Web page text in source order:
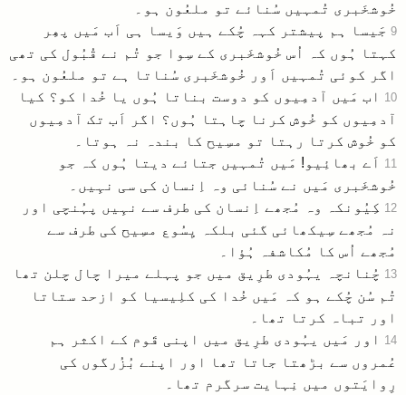
خُوشخَبری تُمہیں سُنائے تو ملعُون ہو۔
9 جَیسا ہم پیشتر کہہ چُکے ہیں وَیسا ہی اَب مَیں پھِر
کہتا ہُوں کہ اُس خُوشخَبری کے سِوا جو تُم نے قُبُول کی تھی
اگر کوئی تُمہیں اَور خُوشخَبری سُناتا ہے تو ملعُون ہو۔
10 اب مَیں آدمِیوں کو دوست بناتا ہُوں یا خُدا کو؟ کیا
آدمِیوں کو خُوش کرنا چاہتا ہُوں؟ اگر اَب تک آدمِیوں
کو خُوش کرتا رہتا تو مسِیح کا بندہ نہ ہوتا۔
11 اَے بھائِیو! مَیں تُمہیں جتائے دیتا ہُوں کہ جو
خُوشخَبری مَیں نے سُنائی وہ اِنسان کی سی نہِیں۔
12 کِیُونکہ وہ مُجھے اِنسان کی طرف سے نہِیں پہُنچی اور
نہ مُجھے سِیکھائی گئی بلکہ یِسُوع مسِیح کی طرف سے
مُجھے اُس کا مُکاشفہ ہُؤا۔
13 چُنانچہ یہُودی طرِیق میں جو پہلے میرا چال چلن تھا
تُم سُن چُکے ہو کہ مَیں خُدا کی کلِیسیا کو ازحد ستاتا
اور تباہ کرتا تھا۔
14 اور مَیں یہُودی طرِیق میں اپنی قَوم کے اکثر ہم
عُمروں سے بڑھتا جاتا تھا اور اپنے بُزُرگوں کی
رِوایَتوں میں نِہایت سرگرم تھا۔